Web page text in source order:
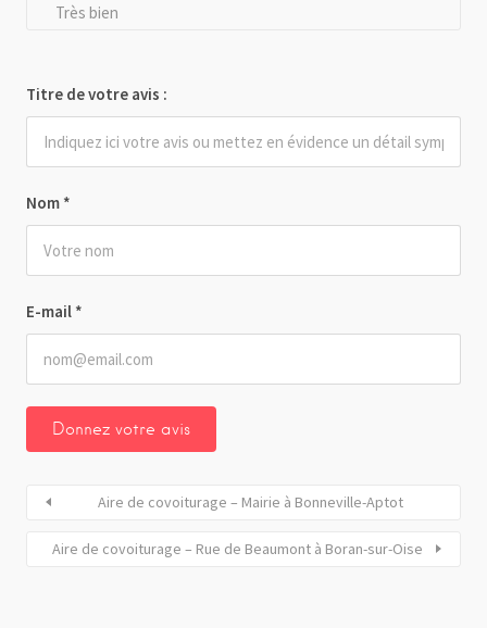
Nom *
E-mail *
Très bien
Titre de votre avis :
Aire de covoiturage – Mairie à Bonneville-Aptot
Aire de covoiturage – Rue de Beaumont à Boran-sur-Oise